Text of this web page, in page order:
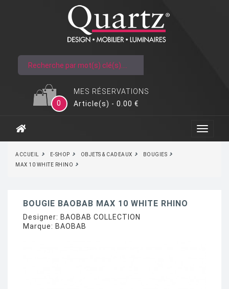
MES RÉSERVATIONS
0
Article(s) - 0.00 €
ACCUEIL E-SHOP OBJETS & CADEAUX
BOUGIES
MAX 10 WHITE RHINO
BOUGIE BAOBAB MAX 10 WHITE RHINO
Designer: BAOBAB COLLECTION
Marque: BAOBAB